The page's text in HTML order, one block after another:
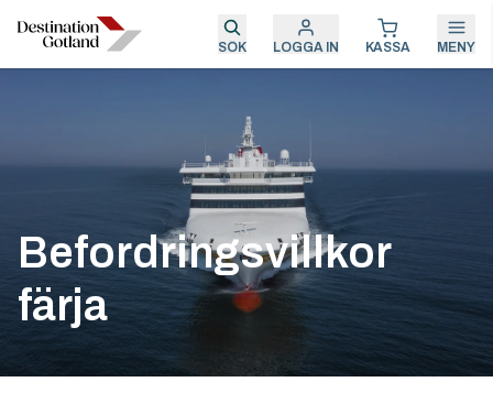
SÖK LOGGA IN KASSA MENY
Befordringsvillkor
färja